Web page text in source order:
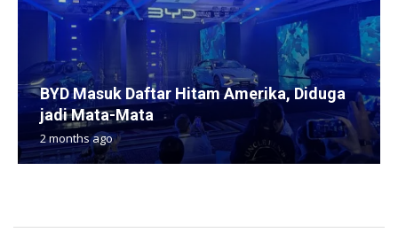
BYD Masuk Daftar Hitam Amerika, Diduga
jadi Mata-Mata
2 months ago